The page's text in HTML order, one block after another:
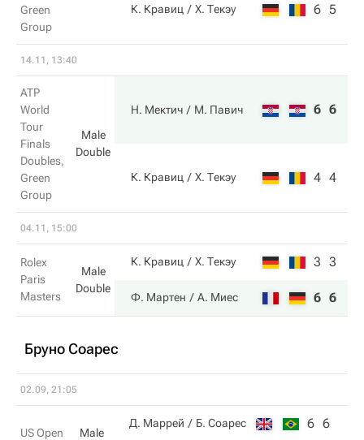
Green
Group
К. Кравиц Х. Текэу 6 5
14.11, 13:40
ATP
World
Tour
Finals
Doubles,
Green
Group
Male
Double
Н. Мектич М. Павич 6 6
К. Кравиц Х. Текэу 4 4
04.11, 15:00
Rolex
Paris
Masters
Male
Double
К. Кравиц Х. Текэу 3 3
Ф. Мартен А. Миес 6 6
Бруно Соарес
02.09, 21:05
US Open
Male
Д. Маррей Б. Соарес 6 6